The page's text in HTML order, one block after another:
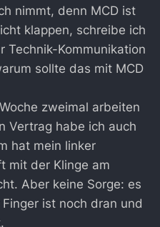
nimmt, denn MCD ist
klappen, schreibe ich
Technik-Kommunikation
sollte das mit MCD
zweimal arbeiten
Vertrag habe ich auch
hat mein linker
mit der Klinge am
Aber keine Sorge: es
ist noch dran und